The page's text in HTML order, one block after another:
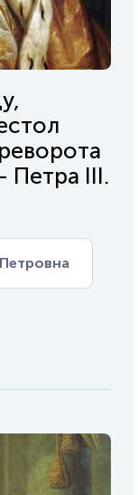
Петра III.